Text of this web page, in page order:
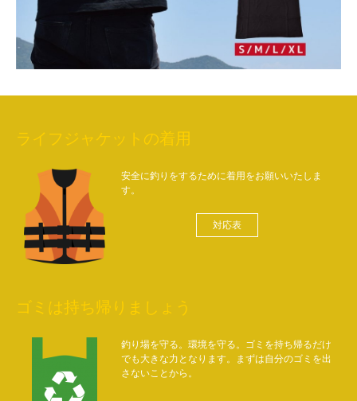
ライフジャケットの着用
安全に釣りをするために着用をお願いいたしま
す。
対応表
ゴミは持ち帰りましょう
釣り場を守る。環境を守る。ゴミを持ち帰るだけ
でも大きな力となります。まずは自分のゴミを出
さないことから。